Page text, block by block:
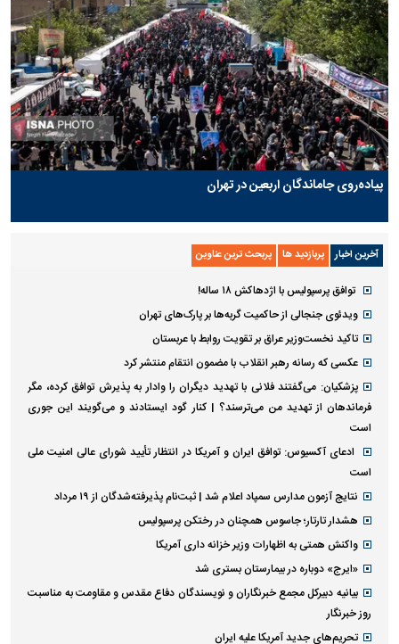
پیاده‌روی جاماندگان اربعین در تهران
آخرین اخبار پربازدید ها پربحث ترین عناوین
توافق پرسپولیس با اژدهاکش ۱۸ ساله!
ویدئوی جنجالی از حاکمیت گربه‌ها بر پارک‌های تهران
تاکید نخست‌وزیر عراق بر تقویت روابط با عربستان
عکسی که رسانه رهبر انقلاب با مضمون انتقام منتشر کرد
پزشکیان: می‌گفتند فلانی با تهدید دیگران را وادار به پذیرش توافق کرده، مگر
فرماندهان از تهدید من می‌ترسند؟ | کنار گود ایستادند و می‌گویند این جوری
است
ادعای آکسیوس: توافق ایران و آمریکا در انتظار تأیید شورای عالی امنیت ملی
است
نتایج آزمون مدارس سمپاد اعلام شد | ثبت‌نام پذیرفته‌شدگان از ۱۹ مرداد
هشدار تارتار؛ جاسوس همچنان در رختکن پرسپولیس
واکنش همتی به اظهارات وزیر خزانه داری آمریکا
«ایرج» دوباره در بیمارستان بستری شد
بیانیه دبیرکل مجمع خبرنگاران و نویسندگان دفاع مقدس و مقاومت به مناسبت
روز خبرنگار
تحریم‌های جدید آمریکا علیه ایران